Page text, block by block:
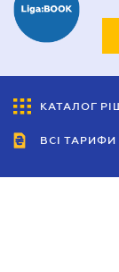
КАТАЛОГ
ВСІ ТАРИФИ